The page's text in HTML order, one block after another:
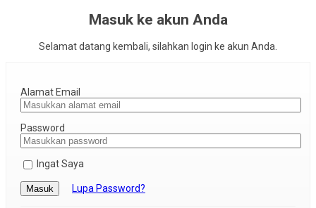
Masuk ke akun Anda
Selamat datang kembali, silahkan login ke akun Anda.
Alamat Email
Password
Ingat Saya
Masuk Lupa Password?